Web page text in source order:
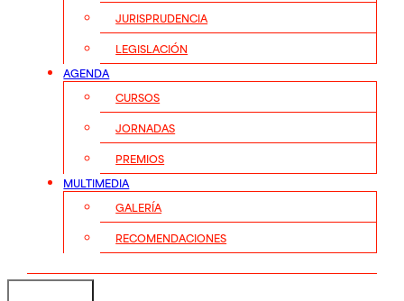
JURISPRUDENCIA
LEGISLACIÓN
AGENDA
CURSOS
JORNADAS
PREMIOS
MULTIMEDIA
GALERÍA
RECOMENDACIONES